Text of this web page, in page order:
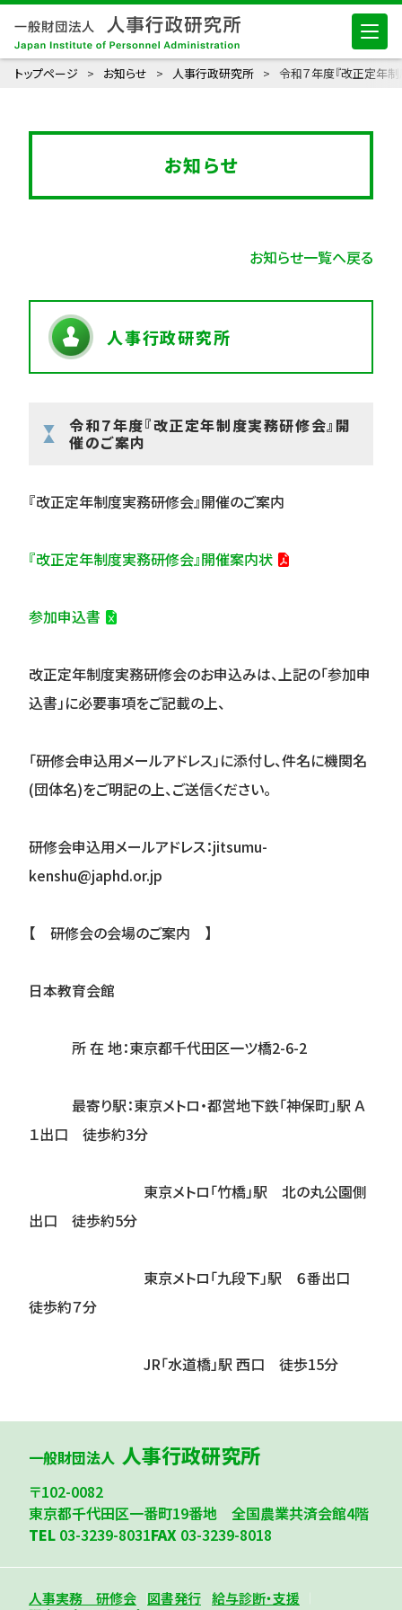
トップページ お知らせ 人事行政研究所 令和７年度『改正定年
お知らせ
お知らせ一覧へ戻る
人事行政研究所
令和７年度『改正定年制度実務研修会』開
催のご案内
『改正定年制度実務研修会』開催のご案内
『改正定年制度実務研修会』開催案内状
参加申込書
改正定年制度実務研修会のお申込みは、上記の「参加申
込書」に必要事項をご記載の上、
「研修会申込用メールアドレス」に添付し、件名に機関名
(団体名)をご明記の上、ご送信ください。
研修会申込用メールアドレス：jitsumu-
kenshu@japhd.or.jp
【 研修会の会場のご案内 】
日本教育会館
所 在 地：東京都千代田区一ツ橋2-6-2
最寄り駅：東京メトロ・都営地下鉄「神保町」駅 Ａ
１出口 徒歩約3分
東京メトロ「竹橋」駅 北の丸公園側
出口 徒歩約5分
東京メトロ「九段下」駅 ６番出口
徒歩約７分
JR「水道橋」駅 西口 徒歩15分
一般財団法人 人事行政研究所
〒102-0082
東京都千代田区一番町19番地 全国農業共済会館4階
TEL 03-3239-8031FAX 03-3239-8018
人事実務 研修会 図書発行 給与診断・支援